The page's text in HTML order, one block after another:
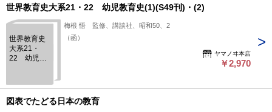
世界教育史大系21・22 幼児教育史(1)(S49刊)・(2)
世界教育史
大系21・
22 幼児教
梅根 悟 監修、講談社、昭和50、2
（函）
ヤマノヰ本店
￥2,970
図表でたどる日本の教育